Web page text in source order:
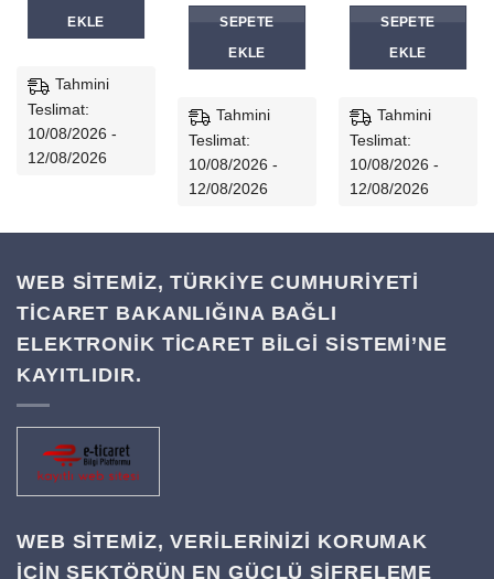
EKLE
Tahmini
Teslimat:
10/08/2026 -
12/08/2026
SEPETE
EKLE
Tahmini
Teslimat:
10/08/2026 -
12/08/2026
SEPETE
EKLE
Tahmini
Teslimat:
10/08/2026 -
12/08/2026
WEB SİTEMİZ, TÜRKİYE CUMHURİYETİ
TİCARET BAKANLIĞINA BAĞLI
ELEKTRONİK TİCARET BİLGİ SİSTEMİ’NE
KAYITLIDIR.
WEB SITEMIZ, VERILERINIZI KORUMAK
IÇIN SEKTÖRÜN EN GÜÇLÜ ŞIFRELEME